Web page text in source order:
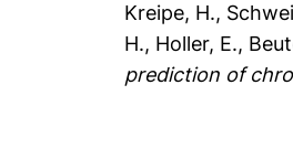
Kreipe, H.,
H., Holler, E.,
prediction of